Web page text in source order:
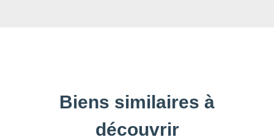
Biens similaires à
découvrir